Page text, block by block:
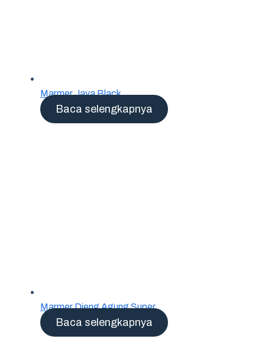
Marmer Java Black
Baca selengkapnya
Marmer Dieng Agung Super
Baca selengkapnya